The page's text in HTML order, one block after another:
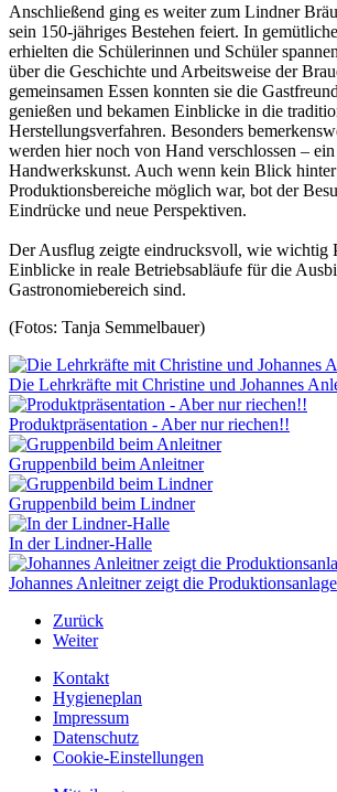
Anschließend ging es weiter zum Lindner
sein 150-jähriges Bestehen feiert. In
erhielten die Schülerinnen und Schüler
über die Geschichte und Arbeitsweise der
gemeinsamen Essen konnten sie die
genießen und bekamen Einblicke in die
Herstellungsverfahren. Besonders
werden hier noch von Hand verschlossen –
Handwerkskunst. Auch wenn kein Blick
Produktionsbereiche möglich war, bot der
Eindrücke und neue Perspektiven.
Der Ausflug zeigte eindrucksvoll, wie wichtig
Einblicke in reale Betriebsabläufe für die
Gastronomiebereich sind.
(Fotos: Tanja Semmelbauer)
Die Lehrkräfte mit Christine und Johannes
Produktpräsentation - Aber nur riechen!!
Gruppenbild beim Anleitner
Gruppenbild beim Lindner
In der Lindner-Halle
Johannes Anleitner zeigt die Produktionsanlage
Zurück
Weiter
Kontakt
Hygieneplan
Impressum
Datenschutz
Cookie-Einstellungen